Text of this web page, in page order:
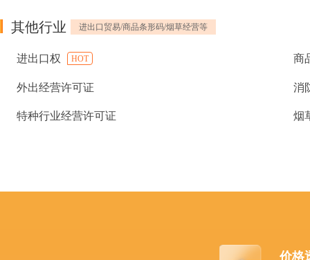
其他行业 进出口贸易/商品条形码/烟草经营等
进出口权 HOT 商
外出经营许可证 消
特种行业经营许可证 烟
价格